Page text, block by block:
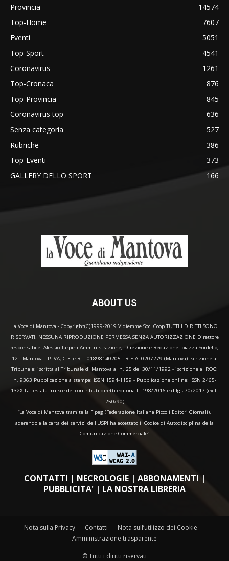
Provincia
14574
Top-Home
7607
Eventi
5051
Top-Sport
4541
Coronavirus
1261
Top-Cronaca
876
Top-Provincia
845
Coronavirus top
636
Senza categoria
527
Rubriche
386
Top-Eventi
373
GALLERY DELLO SPORT
166
ABOUT US
La Voce di Mantova - Copyright(C)1999-2019 Vidiemme Soc. Coop TUTTI I DIRITTI SONO
RISERVATI. NESSUNA RIPRODUZIONE PERMESSA SENZA AUTORIZZAZIONE Direttore
responsabile: Alessio Tarpini Amministrazione, Direzione e Redazione: piazza Sordello,
12 - Mantova - P.IVA, C.F. e R.I. 01898140205 - R.E.A. 0207279 (Mantova) iscrizione al
Tribunale: iscritta al Tribunale di Mantova al n. 25 del 30/11/1992 - iscrizione al ROC:
n. 9363 Pubblicazione a stampa: ISSN 1594-1159 - Pubblicazione online: ISSN 2465-
132X La testata fruisce dei contributi diretti editoria L. 198/2016 e d.lgs 70/2017 (ex L.
250/90)
“La Voce di Mantova tramite la Fipeg (Federazione Italiana Piccoli Editori Giornali),
aderendo alla carta dei servizi dell'USPI ha accettato il Codice di Autodisciplina della
Comunicazione Commerciale"
CONTATTI | NECROLOGIE| ABBONAMENTI |
PUBBLICITA' | LA NOSTRA LIBRERIA
Nota sulla Privacy Contatti
Nota sull’utilizzo dei Cookie
Amministrazione trasparente
© Tutti i diritti riservati